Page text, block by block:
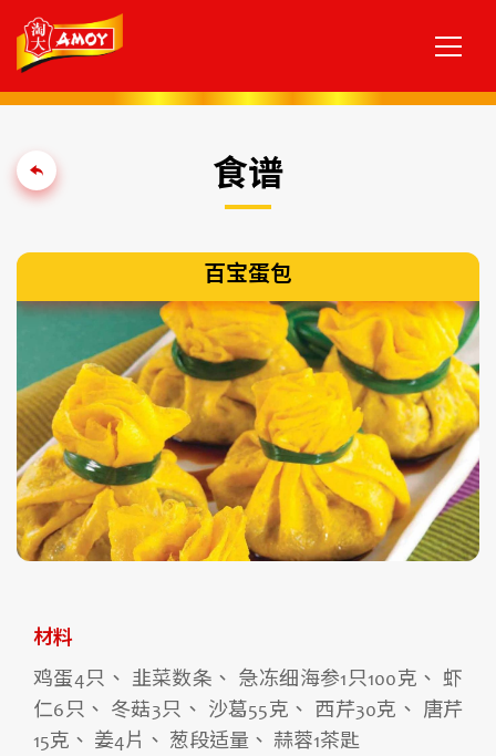
食谱
百宝蛋包
材料
鸡蛋4只、 韭菜数条、 急冻细海参1只100克、 虾
仁6只、 冬菇3只、 沙葛55克、 西芹30克、 唐芹
15克、 姜4片、 葱段适量、 蒜蓉1茶匙